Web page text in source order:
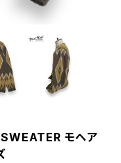
モヘア